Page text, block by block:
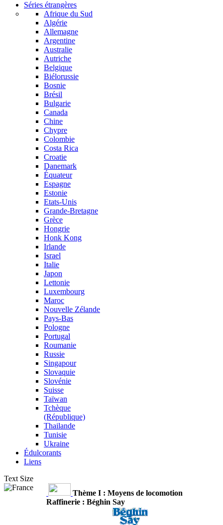
Séries étrangères
Afrique du Sud
Algérie
Allemagne
Argentine
Australie
Autriche
Belgique
Biélorussie
Bosnie
Brésil
Bulgarie
Canada
Chine
Chypre
Colombie
Costa Rica
Croatie
Danemark
Équateur
Espagne
Estonie
Etats-Unis
Grande-Bretagne
Grèce
Hongrie
Honk Kong
Irlande
Israel
Italie
Japon
Lettonie
Luxembourg
Maroc
Nouvelle Zélande
Pays-Bas
Pologne
Portugal
Roumanie
Russie
Singapour
Slovaquie
Slovénie
Suisse
Taïwan
Tchèque
(République)
Thailande
Tunisie
Ukraine
Édulcorants
Liens
Text Size
Thème I : Moyens de locomotion
Raffinerie : Béghin Say